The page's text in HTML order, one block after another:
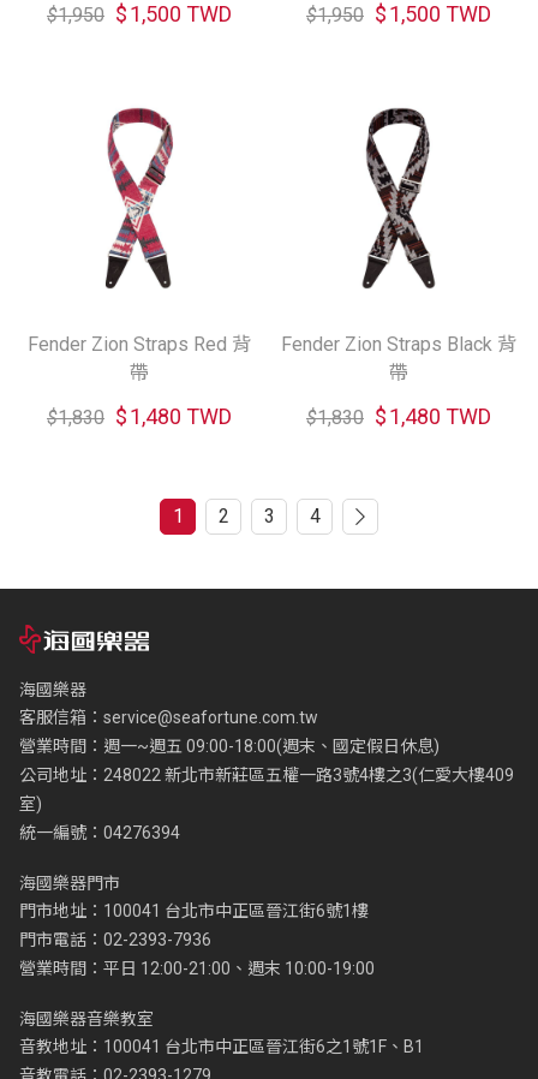
$1,950 $1,500 TWD
$1,950 $1,500 TWD
Fender Zion Straps Red 背
帶
$1,830 $1,480 TWD
Fender Zion Straps Black 背
帶
$1,830 $1,480 TWD
1 2 3 4
海國樂器
客服信箱： service@seafortune.com.tw
營業時間：週一~週五 09:00-18:00(週末、國定假日休息)
公司地址：248022 新北市新莊區五權一路3號4樓之3(仁愛大樓409
室)
統一編號：04276394
海國樂器門市
門市地址：100041 台北市中正區晉江街6號1樓
門市電話：02-2393-7936
營業時間：平日 12:00-21:00、週末 10:00-19:00
海國樂器音樂教室
音教地址：100041 台北市中正區晉江街6之1號1F、B1